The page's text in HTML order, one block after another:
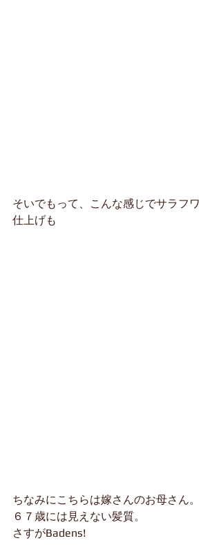
そいでもって、こんな感じでサラフワ
仕上げも
ちなみにこちらは嫁さんのお母さん。
６７歳には見えない髪質。
さすがBadens!